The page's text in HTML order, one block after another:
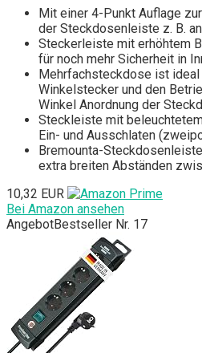
Mit einer 4-Punkt Auflage
der Steckdosenleiste z. B.
Steckerleiste mit erhöhtem
für noch mehr Sicherheit in
Mehrfachsteckdose ist
Winkelstecker und den
Winkel Anordnung der
Steckleiste mit
Ein- und Ausschlaten
Bremounta-
extra breiten Abständen
10,32 EUR
Bei Amazon ansehen
AngebotBestseller Nr. 17